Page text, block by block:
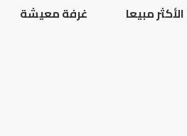
غرفة معيشة الأكثر مبيعا